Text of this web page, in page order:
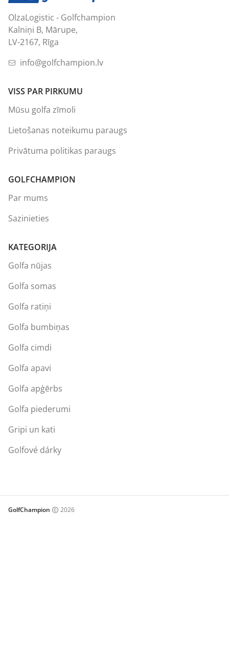
OlzaLogistic - Golfchampion
Kalniņi B, Mārupe,
LV-2167, Rīga
info@golfchampion.lv
VISS PAR PIRKUMU
Mūsu golfa zīmoli
Lietošanas noteikumu paraugs
Privātuma politikas paraugs
GOLFCHAMPION
Par mums
Sazinieties
KATEGORIJA
Golfa nūjas
Golfa somas
Golfa ratiņi
Golfa bumbiņas
Golfa cimdi
Golfa apavi
Golfa apģērbs
Golfa piederumi
Gripi un kati
Golfové dárky
GolfChampion 2026